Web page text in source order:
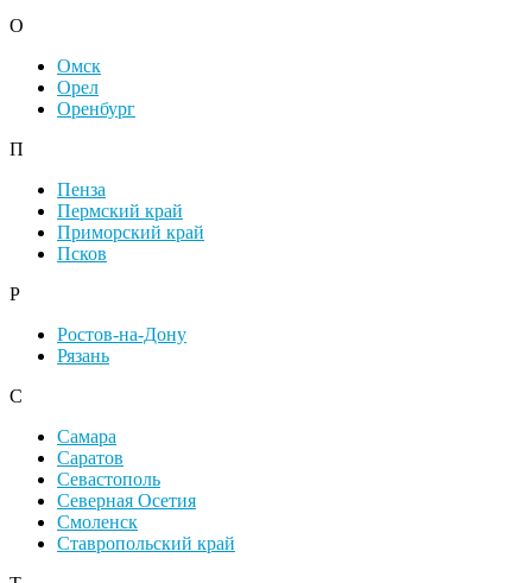
О
Омск
Орел
Оренбург
П
Пенза
Пермский край
Приморский край
Псков
Р
Ростов-на-Дону
Рязань
С
Самара
Саратов
Севастополь
Северная Осетия
Смоленск
Ставропольский край